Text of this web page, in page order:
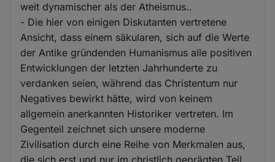
weit dynamischer als der Atheismus..
- Die hier von einigen Diskutanten vertretene
Ansicht, dass einem säkularen, sich auf die Werte
der Antike gründenden Humanismus alle positiven
Entwicklungen der letzten Jahrhunderte zu
verdanken seien, während das Christentum nur
Negatives bewirkt hätte, wird von keinem
allgemein anerkannten Historiker vertreten. Im
Gegenteil zeichnet sich unsere moderne
Zivilisation durch eine Reihe von Merkmalen aus,